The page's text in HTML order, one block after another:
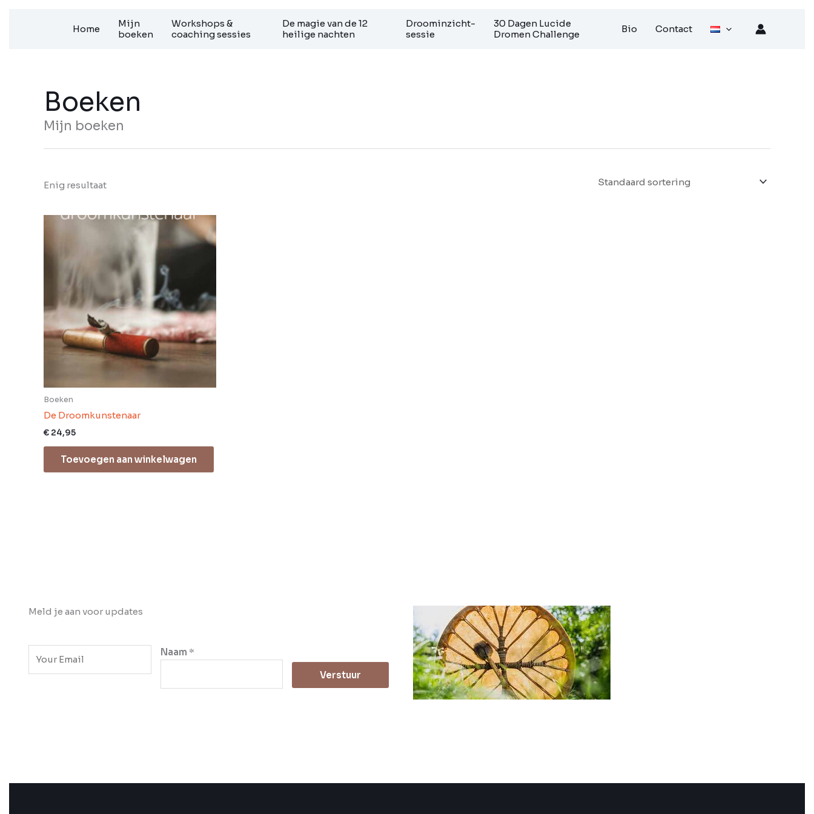
Home
Mijn
boeken
Workshops &
coaching sessies
De magie van de 12
heilige nachten
Droominzicht-
sessie
30 Dagen Lucide
Dromen Challenge
Bio Contact
Boeken
Mijn boeken
Enig resultaat
Boeken
De Droomkunstenaar
€ 24,95
Toevoegen aan winkelwagen
Meld je aan voor updates
Naam *
Verstuur